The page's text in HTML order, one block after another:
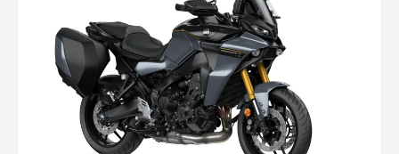
MX
King
150,
“King
of
Street”
Tampil
Makin
Gagah
dan
Sporty